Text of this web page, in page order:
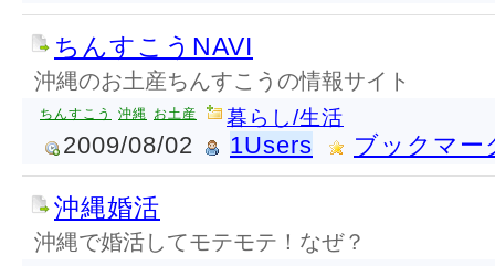
ちんすこうNAVI
沖縄のお土産ちんすこうの情報サイト
ちんすこう 沖縄 お土産 暮らし/生活
2009/08/02 1Users ブックマー
沖縄婚活
沖縄で婚活してモテモテ！なぜ？